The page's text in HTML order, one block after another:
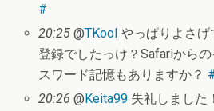
#
20:25 @TKool やっぱりよさげ
登録でしたっけ？Safariから
スワード記憶もありますか？
20:26 @ Keita99 失礼しました